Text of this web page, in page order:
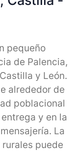
pequeño
de Palencia,
y León.
alrededor de
poblacional
y en la
La
puede